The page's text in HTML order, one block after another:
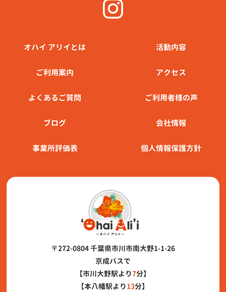
オハイ アリイとは 活動内容
ご利⽤案内 アクセス
よくあるご質問 ご利用者様の声
ブログ 会社情報
事業所評価表 個人情報保護方針
〒272-0804 千葉県市川市南大野1-1-26
京成バスで
【市川大野駅より7分】
【本八幡駅より13分】